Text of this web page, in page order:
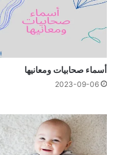
أسماء صحابيات ومعانيها
2023-09-06